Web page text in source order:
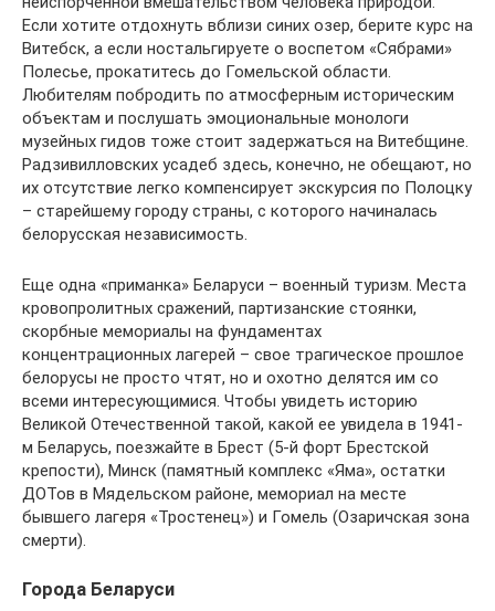
Если хотите отдохнуть вблизи синих озер, берите курс на
Витебск, а если ностальгируете о воспетом «Сябрами»
Полесье, прокатитесь до Гомельской области.
Любителям побродить по атмосферным историческим
объектам и послушать эмоциональные монологи
музейных гидов тоже стоит задержаться на Витебщине.
Радзивилловских усадеб здесь, конечно, не обещают, но
их отсутствие легко компенсирует экскурсия по Полоцку
– старейшему городу страны, с которого начиналась
белорусская независимость.
Еще одна «приманка» Беларуси – военный туризм. Места
кровопролитных сражений, партизанские стоянки,
скорбные мемориалы на фундаментах
концентрационных лагерей – свое трагическое прошлое
белорусы не просто чтят, но и охотно делятся им со
всеми интересующимися. Чтобы увидеть историю
Великой Отечественной такой, какой ее увидела в 1941-
м Беларусь, поезжайте в Брест (5-й форт Брестской
крепости), Минск (памятный комплекс «Яма», остатки
ДОТов в Мядельском районе, мемориал на месте
бывшего лагеря «Тростенец») и Гомель (Озаричская зона
смерти).
Города Беларуси